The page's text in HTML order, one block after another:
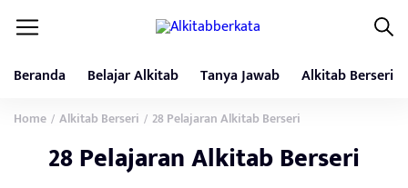
Beranda Belajar Alkitab Tanya Jawab Alkitab Berseri
Home / Alkitab Berseri / 28 Pelajaran Alkitab Berseri
28 Pelajaran Alkitab Berseri